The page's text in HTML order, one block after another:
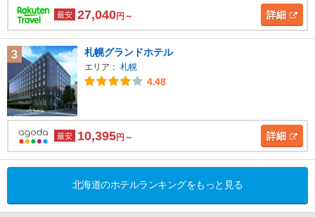
最安 27,040円～ 詳細
3 札幌グランドホテル
エリア： 札幌
4.48
最安 10,395円～ 詳細
北海道のホテルランキングをもっと見る